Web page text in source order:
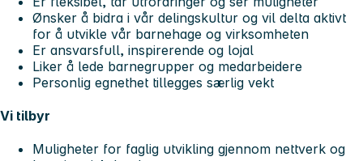
Ønsker å bidra i vår delingskultur og vil delta aktivt
for å utvikle vår barnehage og virksomheten
Er ansvarsfull, inspirerende og lojal
Liker å lede barnegrupper og medarbeidere
Personlig egnethet tillegges særlig vekt
Vi tilbyr
Muligheter for faglig utvikling gjennom nettverk og